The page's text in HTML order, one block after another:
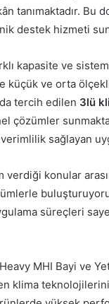
tanımaktadır.
destek hizmeti
kapasite ve
küçük ve orta
tercih edilen 3lü
çözümler
sağlayan
konular
süreçleri
MHI Bayi ve
klima